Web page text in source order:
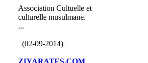
Association Cultuelle et
culturelle musulmane.
...
(02-09-2014)
ZIYARATES.COM